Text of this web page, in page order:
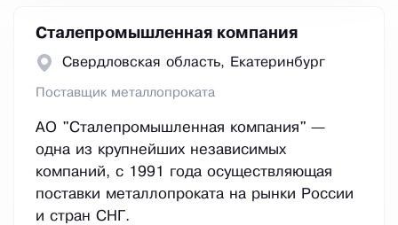
Сталепромышленная компания
Свердловская область, Екатеринбург
Поставщик металлопроката
АО "Сталепромышленная компания" —
одна из крупнейших независимых
компаний, с 1991 года осуществляющая
поставки металлопроката на рынки России
и стран СНГ.